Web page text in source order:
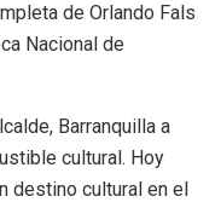
de Orlando Fals
Nacional de
Barranquilla a
cultural. Hoy
destino cultural en el